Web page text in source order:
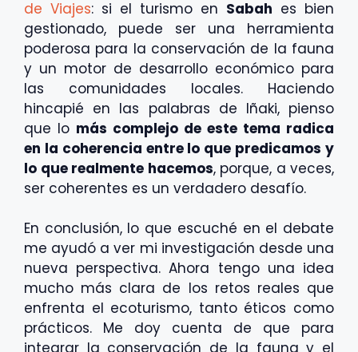
de Viajes: si el turismo en Sabah es bien
gestionado, puede ser una herramienta
poderosa para la conservación de la fauna
y un motor de desarrollo económico para
las comunidades locales. Haciendo
hincapié en las palabras de Iñaki, pienso
que lo más complejo de este tema radica
en la coherencia entre lo que predicamos y
lo que realmente hacemos, porque, a veces,
ser coherentes es un verdadero desafío.
En conclusión, lo que escuché en el debate
me ayudó a ver mi investigación desde una
nueva perspectiva. Ahora tengo una idea
mucho más clara de los retos reales que
enfrenta el ecoturismo, tanto éticos como
prácticos. Me doy cuenta de que para
integrar la conservación de la fauna y el